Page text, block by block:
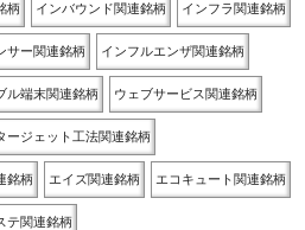
柄 インバウンド関連銘柄 インフラ関連銘柄
サー関連銘柄 インフルエンザ関連銘柄
ル端末関連銘柄 ウェブサービス関連銘柄
ージェット工法関連銘柄
銘柄 エイズ関連銘柄 エコキュート関連銘柄
テ関連銘柄